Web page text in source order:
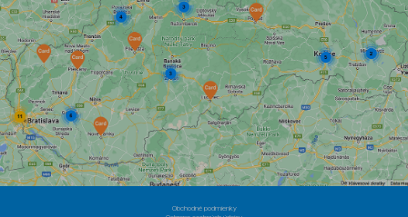
Obchodné podmienky